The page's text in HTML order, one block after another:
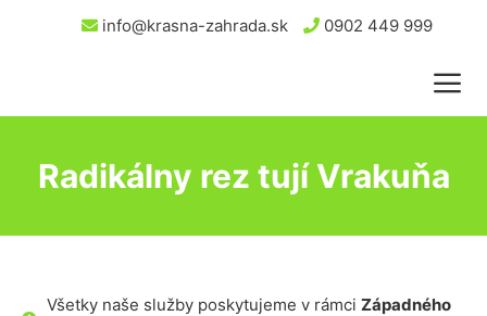
info@krasna-zahrada.sk 0902 449 999
Radikálny rez tují Vrakuňa
Všetky naše služby poskytujeme v rámci Západného